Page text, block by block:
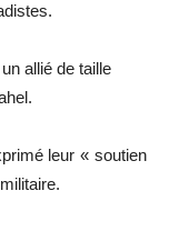
allié de taille
leur « soutien